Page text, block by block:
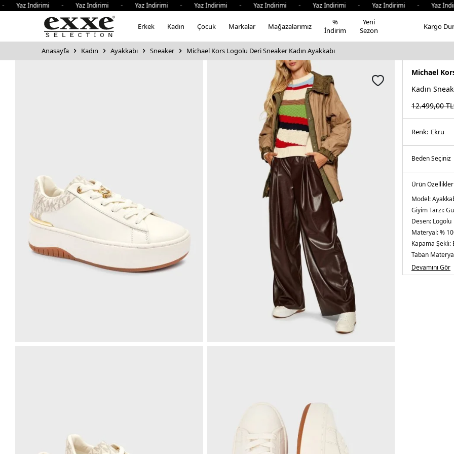
İndirimi - Yaz İndirimi - Yaz İndirimi - Yaz İndirimi - Yaz İndirimi - Yaz İndirimi - Yaz İndirimi - Yaz
Erkek Kadın Çocuk Markalar Mağazalarımız
%
İndirim
Yeni
Sezon
Kargo
Anasayfa Kadın Ayakkabı Sneaker Michael Kors Logolu Deri Sneaker Kadın Ayakkabı
Michael
Kadın
12.499,00TL
Renk: ekru
Ürün Özellikleri
Model:
Giyim Tarzı:
Desen: Logolu
Materyal:%
Kapama Şekli:
Taban
Taban Kalınlığı:
Burun Tipi:
Devamını Gör